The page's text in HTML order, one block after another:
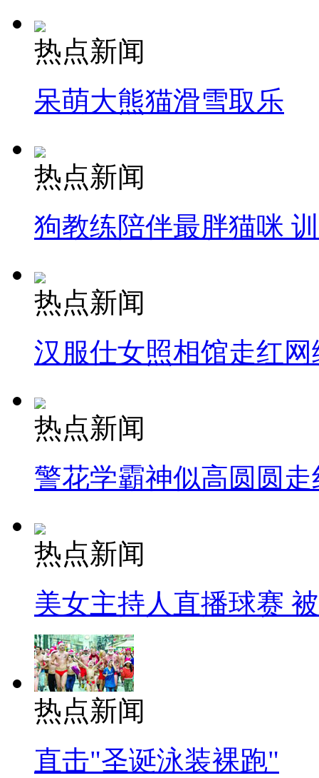
纽约上演“枕头大战”
司机酒驾遇交警 急速倒车逃窜
热点新闻
呆萌大熊猫滑雪取乐
热点新闻
狗教练陪伴最胖猫咪
热点新闻
汉服仕女照相馆走红网
热点新闻
警花学霸神似高圆圆走
热点新闻
美女主持人直播球赛
热点新闻
直击"圣诞泳装裸跑"